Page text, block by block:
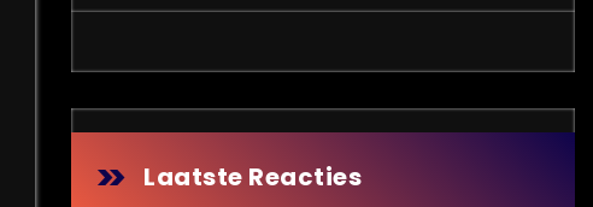
Laatste Reacties